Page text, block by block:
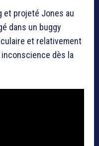
et projeté Jones au
dans un buggy
et relativement
dès la